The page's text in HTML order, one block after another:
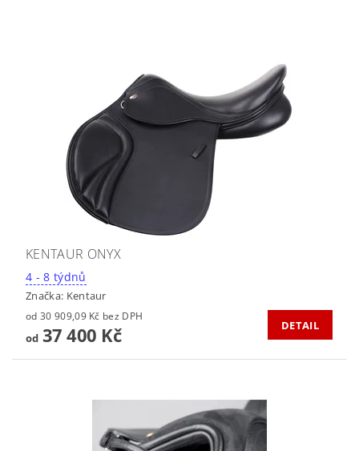
KENTAUR ONYX
4 - 8 týdnů
Značka: Kentaur
od 30 909,09 Kč bez DPH
od37 400 Kč DETAIL